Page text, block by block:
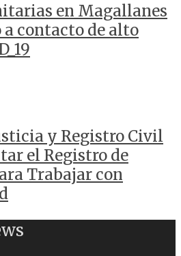
en Magallanes
contacto de alto
y Registro Civil
el Registro de
Trabajar con